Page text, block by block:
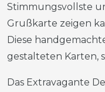
Stimmungsvollste
Grußkarte zeigen
Diese
gestalteten Karten,
Das Extravagante